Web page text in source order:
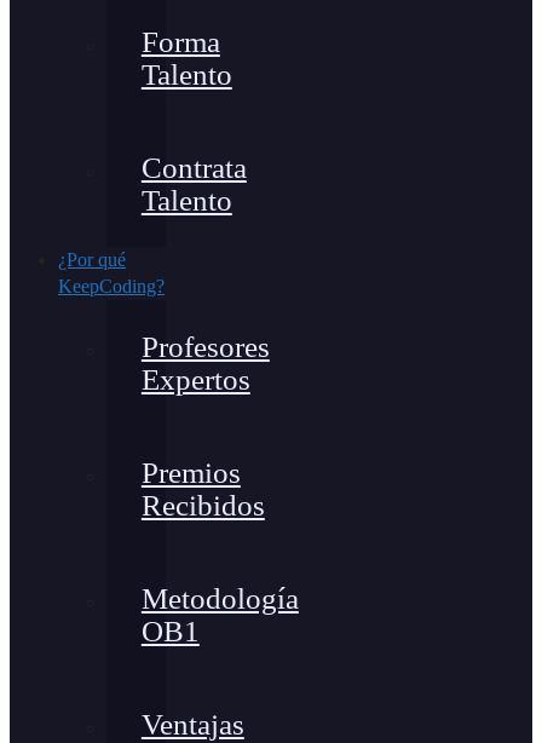
Forma
Talento
Contrata
Talento
¿Por qué
KeepCoding?
Profesores
Expertos
Premios
Recibidos
Metodología
OB1
Ventajas